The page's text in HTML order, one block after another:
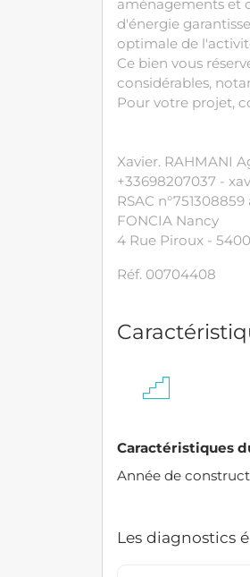
aménagements et
d'énergie
optimale de
Ce bien vous
considérables,
Pour votre projet,
Xavier. RAHMANI
+33698207037 -
RSAC
FONCIA Nancy
4 Rue Piroux -
Réf. 00704408
Caractéristiques
Année de
Les diagnostics